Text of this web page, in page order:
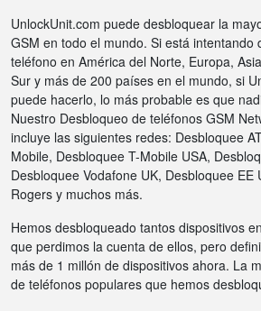
UnlockUnit.com puede desbloquear la
GSM en todo el mundo. Si está intentando
teléfono en América del Norte, Europa,
Sur y más de 200 países en el mundo, si
puede hacerlo, lo más probable es que
Nuestro Desbloqueo de teléfonos GSM
incluye las siguientes redes: Desbloquee
Mobile, Desbloquee T-Mobile USA,
Desbloquee Vodafone UK, Desbloquee EE
Rogers y muchos más.
Hemos desbloqueado tantos dispositivos
que perdimos la cuenta de ellos, pero
más de 1 millón de dispositivos ahora. La
de teléfonos populares que hemos